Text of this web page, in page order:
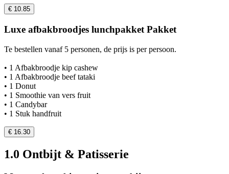
€ 10.85
Luxe afbakbroodjes lunchpakket Pakket
Te bestellen vanaf 5 personen, de prijs is per persoon.
• 1 Afbakbroodje kip cashew
• 1 Afbakbroodje beef tataki
• 1 Donut
• 1 Smoothie van vers fruit
• 1 Candybar
• 1 Stuk handfruit
€ 16.30
1.0 Ontbijt & Patisserie